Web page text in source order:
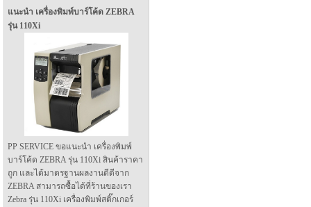
แนะนำ เครื่องพิมพ์บาร์โค้ด ZEBRA
รุ่น 110Xi
PP SERVICE ขอแนะนำ เครื่องพิมพ์
บาร์โค้ด ZEBRA รุ่น 110Xi สินค้าราคา
ถูก และได้มาตรฐานผลงานดีดีจาก
ZEBRA สามารถซื้อได้ที่ร้านของเรา
Zebra รุ่น 110Xi เครื่องพิมพ์สติ๊กเกอร์